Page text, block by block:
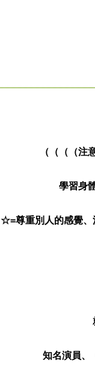
（（（（注
學習身
☆=尊重別人的感覺、
知名演員、